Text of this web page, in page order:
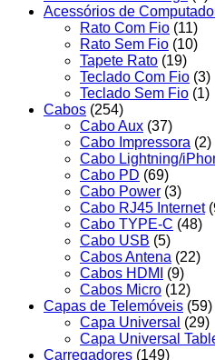
Acessórios de
Rato Com Fio (11)
Rato Sem Fio (10)
Tapete Rato (19)
Teclado Com Fio (3)
Teclado Sem Fio (1)
Cabos (254)
Cabo Aux (37)
Cabo Impressora (2)
Cabo Lightning/
Cabo PD (69)
Cabo Power (3)
Cabo RJ45 Internet
Cabo TYPE-C (48)
Cabo USB (5)
Cabos Antena (22)
Cabos HDMI
(9)
Cabos Micro (12)
Capas de Telemóveis (59)
Capa Universal (29)
Capa Universal
Carregadores (149)